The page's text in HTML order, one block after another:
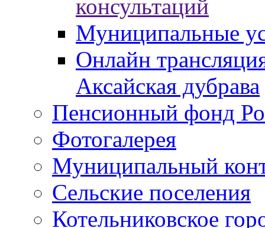
консультаций
Муниципальные
Онлайн
Аксайская дубрава
Пенсионный фонд
Фотогалерея
Муниципальный
Сельские поселения
Котельниковское